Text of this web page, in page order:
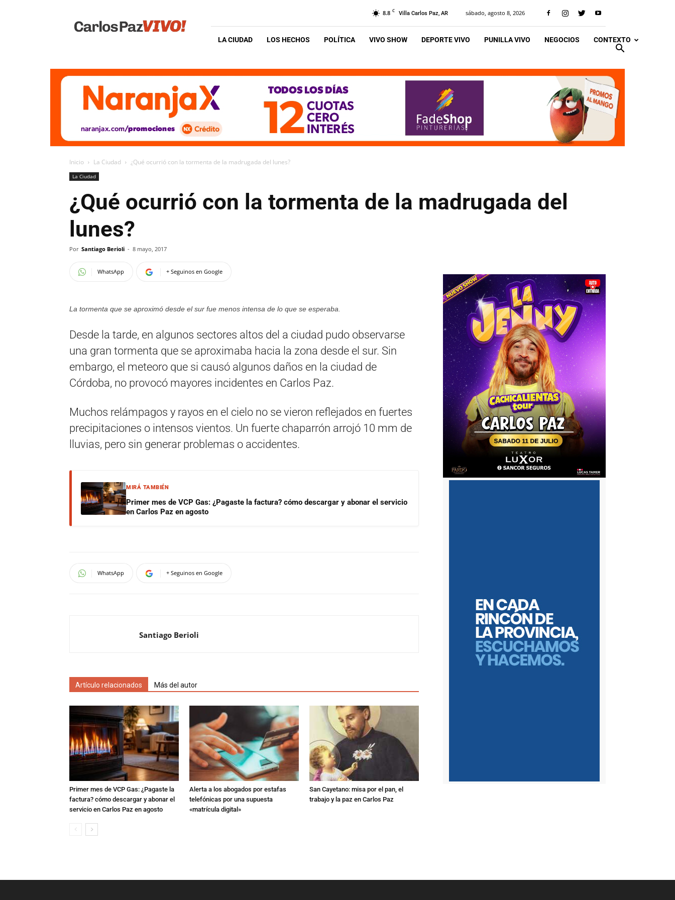
Vivo
8.8 C Villa Carlos Paz, AR sábado, agosto 8, 2026
LA CIUDAD LOS HECHOS POLÍTICA VIVO SHOW DEPORTE VIVO PUNILLA VIVO NEGOCIOS CONTEXTO
Inicio La Ciudad ¿Qué ocurrió con la tormenta de la madrugada del lunes?
La Ciudad
¿Qué ocurrió con la tormenta de la madrugada del
lunes?
Por Santiago Berioli - 8 mayo, 2017
WhatsApp + Seguinos en Google
La tormenta que se aproximó desde el sur fue menos intensa de lo que se esperaba.
Desde la tarde, en algunos sectores altos del a ciudad pudo observarse
una gran tormenta que se aproximaba hacia la zona desde el sur. Sin
embargo, el meteoro que si causó algunos daños en la ciudad de
Córdoba, no provocó mayores incidentes en Carlos Paz.
Muchos relámpagos y rayos en el cielo no se vieron reflejados en fuertes
precipitaciones o intensos vientos. Un fuerte chaparrón arrojó 10 mm de
lluvias, pero sin generar problemas o accidentes.
MIRÁ TAMBIÉN
Primer mes de VCP Gas: ¿Pagaste la factura? cómo descargar y abonar el servicio
en Carlos Paz en agosto
WhatsApp + Seguinos en Google
Santiago Berioli
Artículo relacionados Más del autor
Primer mes de VCP Gas: ¿Pagaste la
factura? cómo descargar y abonar el
servicio en Carlos Paz en agosto
Alerta a los abogados por estafas
telefónicas por una supuesta
«matrícula digital»
San Cayetano: misa por el pan, el
trabajo y la paz en Carlos Paz